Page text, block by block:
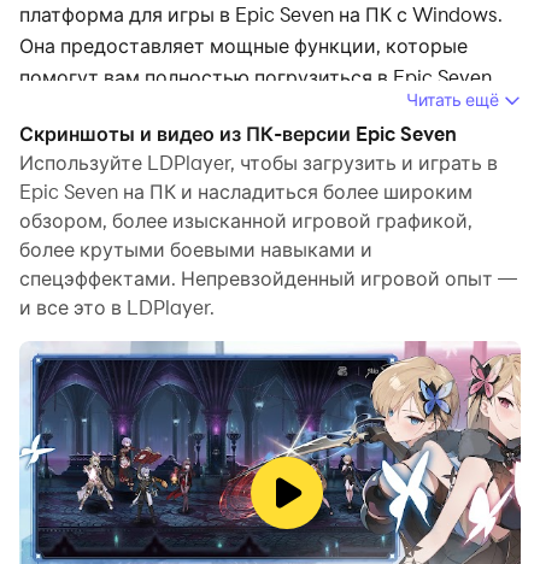
платформа для игры в Epic Seven на ПК с Windows.
Она предоставляет мощные функции, которые
помогут вам полностью погрузиться в Epic Seven.
Когда вы играете в Epic Seven на компьютере,
будучи новичком и желающим запустить новую
учетную запись, функции многооконности и
синхронизатора очень полезны для первого
реролла. Вы можете использовать их для
копирования нескольких эмуляторов и запуска
процесса синхронизации. Привяжите свой аккаунт,
пока не нарисуете любимого героя.
Кроме того, запись действий — отличный вариант
для игр, требующих повышения уровня и
выполнения заданий! Запустите синхронизатор и
запишите свои действия, а затем повторите
действия главного экземпляра в реальном времени.
Сделав это, вы можете одновременно запустить 2
Читать ещё
Скриншоты и видео из ПК-версии Epic Seven
Используйте LDPlayer, чтобы загрузить и играть в
Epic Seven на ПК и насладиться более широким
обзором, более изысканной игровой графикой,
более крутыми боевыми навыками и
спецэффектами. Непревзойденный игровой опыт —
и все это в LDPlayer.